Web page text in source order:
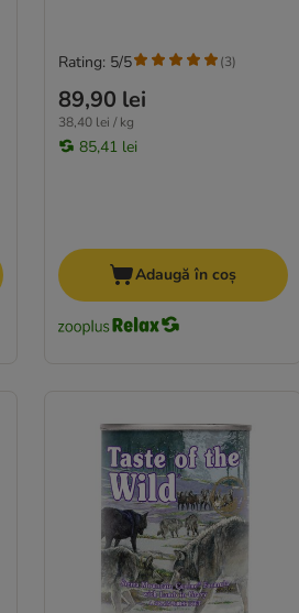
89,90 lei
38,40 lei / kg
85,41 lei
Rating: 5/5 (3)
Adaugă în coș